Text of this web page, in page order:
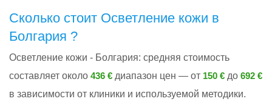
Сколько стоит Осветление кожи в
Болгария ?
Осветление кожи - Болгария: cредняя стоимость
составляет около 436 € диапазон цен — от 150 € до 692 €
в зависимости от клиники и используемой методики.